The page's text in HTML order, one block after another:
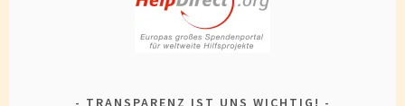
TRANSPARENZ IST UNS WICHTIG!